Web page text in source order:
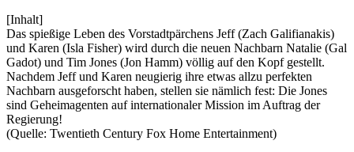
[Inhalt]
Das spießige Leben des Vorstadtpärchens Jeff (Zach Galifianakis)
und Karen (Isla Fisher) wird durch die neuen Nachbarn Natalie (Gal
Gadot) und Tim Jones (Jon Hamm) völlig auf den Kopf gestellt.
Nachdem Jeff und Karen neugierig ihre etwas allzu perfekten
Nachbarn ausgeforscht haben, stellen sie nämlich fest: Die Jones
sind Geheimagenten auf internationaler Mission im Auftrag der
Regierung!
(Quelle: Twentieth Century Fox Home Entertainment)